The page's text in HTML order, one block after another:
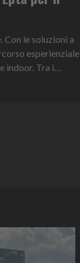
le soluzioni a
esperienziale
indoor. Tra i